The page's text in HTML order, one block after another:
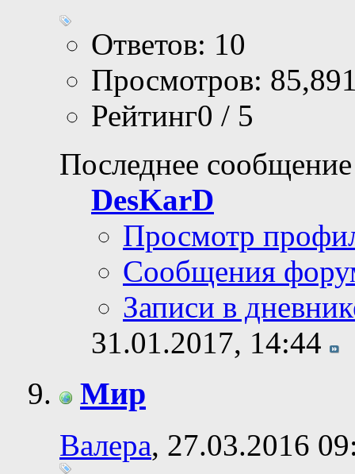
Ответов: 10
Просмотров:
Рейтинг0 / 5
Последнее
DesKarD
Просмотр
Сообщения
Записи в
31.01.2017, 14:44
Мир
Валера, 27.03.2016